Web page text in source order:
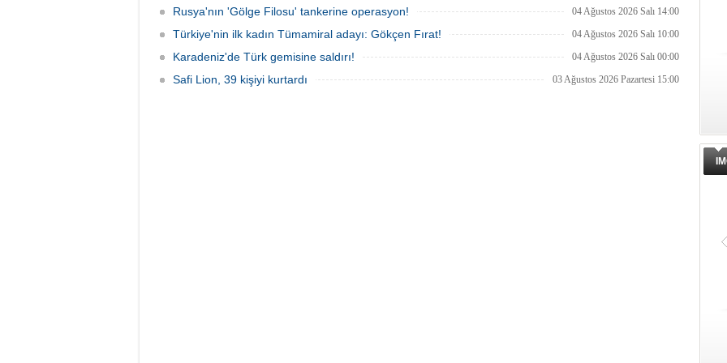
Rusya'nın 'Gölge Filosu' tankerine operasyon! 04 Ağustos 2026 Salı 14:00
Türkiye'nin ilk kadın Tümamiral adayı: Gökçen Fırat! 04 Ağustos 2026 Salı 10:00
Karadeniz'de Türk gemisine saldırı! 04 Ağustos 2026 Salı 00:00
Safi Lion, 39 kişiyi kurtardı 03 Ağustos 2026 Pazartesi 15:00